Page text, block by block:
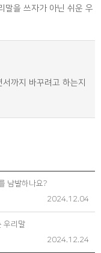
말을 쓰자가 아닌 쉬운 우
까지 바꾸려고 하는지
남발하나요?
2024.12.04
우리말
2024.12.24